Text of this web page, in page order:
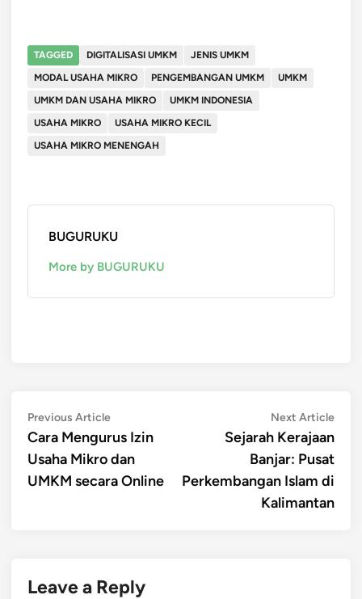
TAGGED DIGITALISASI UMKM
JENIS UMKM
MODAL USAHA MIKRO
PENGEMBANGAN UMKM
UMKM
UMKM DAN USAHA MIKRO
UMKM INDONESIA
USAHA MIKRO
USAHA MIKRO KECIL
USAHA MIKRO MENENGAH
BUGURUKU
More by BUGURUKU
Post
navigation
Previous ArticlePrevious
article:
Cara Mengurus Izin
Usaha Mikro dan
UMKM secara Online
Next ArticleNext
Sejarah Kerajaan
Banjar: Pusat
Perkembangan Islam di
Kalimantan
Leave a Reply